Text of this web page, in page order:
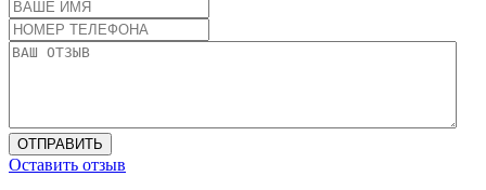
ОТПРАВИТЬ
Оставить отзыв